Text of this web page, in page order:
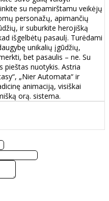
su nepamirštamu veikėjų
personažų, apimančių
ir suburkite herojišką
išgelbėtų pasaulį. Turėdami
unikalių įgūdžių,
bet pasaulis – ne. Su
pieštas nuotykis. Astria
„Nier Automata“ ir
animaciją, visiškai
orą. sistema.